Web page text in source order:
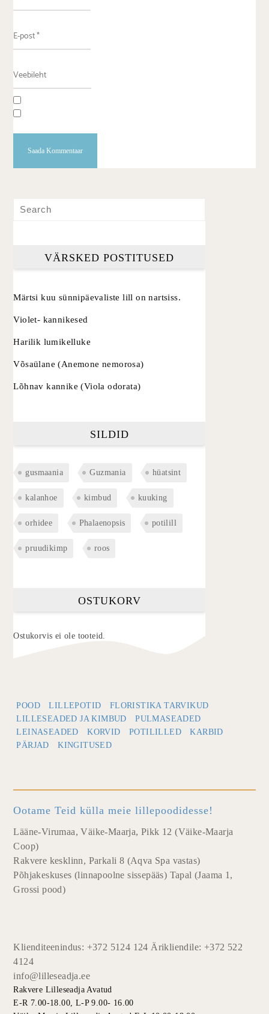
VÄRSKED POSTITUSED
Märtsi kuu sünnipäevaliste lill on nartsiss.
Violet- kannikesed
Harilik lumikelluke
Võsaülane (Anemone nemorosa)
Lõhnav kannike (Viola odorata)
SILDID
gusmaania Guzmania hüatsint
kalanhoe kimbud kuuking
orhidee Phalaenopsis potilill
pruudikimp roos
OSTUKORV
Ostukorvis ei ole tooteid.
POOD LILLEPOTID
FLORISTIKA TARVIKUD
LILLESEADED JA KIMBUD
PULMASEADED
LEINASEADED
KORVID POTILILLED
KARBID
PÄRJAD
KINGITUSED
Ootame Teid külla meie lillepoodidesse!
Lääne-Virumaa, Väike-Maarja, Pikk 12 (Väike-Maarja
Coop)
Rakvere kesklinn, Parkali 8 (Aqva Spa vastas)
Põhjakeskuses (linnapoolne sissepääs) Tapal (Jaama 1,
Grossi pood)
Klienditeenindus: +372 5124 124 Ärikliendile: +372 522
4124
info@lilleseadja.ee
Rakvere Lilleseadja Avatud
E-R 7.00-18.00, L-P 9.00- 16.00